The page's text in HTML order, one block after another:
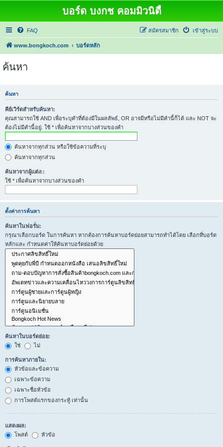
บอร์ด บงกช คอมมิวนิตี้
FAQ เข้าสู่ระบบ
สมัครสมาชิก
www.bongkoch.com บอร์ดหลัก
ค้นหา
ค้นหา
คีย์เวิร์ดสำหรับค้นหา:
คุณสามารถใช้ AND เพื่อระบุคำที่ต้องมีในผลลัพธ์, OR อาจมีหรือไม่มีคำนี้ก็ได้ และ NOT จะ
ต้องไม่มีคำนี้อยู่. ใช้ * เพื่อค้นหาจากบางส่วนของคำ
ค้นหาจากทุกส่วน หรือใช้ข้อความที่ระบุ
ค้นหาจากทุกส่วน
ค้นหาจากผู้แต่ง::
ใช้ * เพื่อค้นหาจากบางส่วนของคำ
ตั้งค่าการค้นหา
ค้นหาในฟอรั่ม:
กรุณาเลือกบอร์ด ในการค้นหา หากต้องการค้นหาบอร์ดย่อยสามารถทำได้โดย เลือกที่บอร์ด
หลักและ กำหนดค่าให้ค้นหาบอร์ดย่อยด้วย
ค้นหาในบอร์ดย่อย:
ใช่
ไม่
การค้นหาภายใน:
หัวข้อและข้อความ
เฉพาะข้อความ
เฉพาะชื่อหัวข้อ
การโพสต์แรกของกระทู้ เท่านั้น
แสดงผล:
โพสต์
หัวข้อ